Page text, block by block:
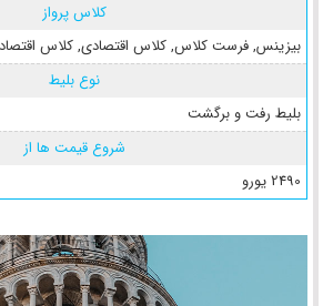
کلاس پرواز
بیزینس, فرست کلاس, کلاس اقتصادی, کلاس
نوع بلیط
بلیط رفت و برگشت
شروع قیمت ها از
2490 یورو